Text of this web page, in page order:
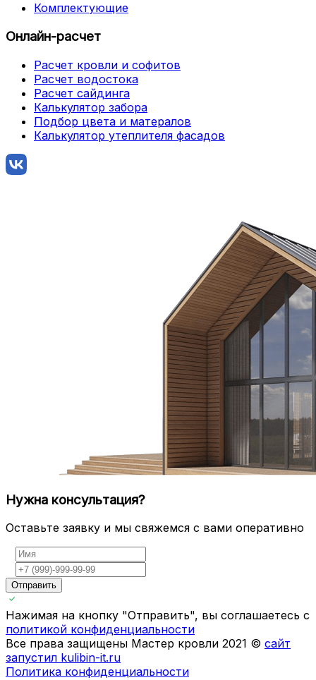
Комплектующие
Онлайн-расчет
Расчет кровли и софитов
Расчет водостока
Расчет сайдинга
Калькулятор забора
Подбор цвета и матералов
Калькулятор утеплителя фасадов
Нужна консультация?
Оставьте заявку и мы свяжемся с вами оперативно
Отправить
Нажимая на кнопку "Отправить", вы соглашаетесь с
политикой конфиденциальности
Все права защищены Мастер кровли 2021 © сайт
запустил kulibin-it.ru
Политика конфиденциальности